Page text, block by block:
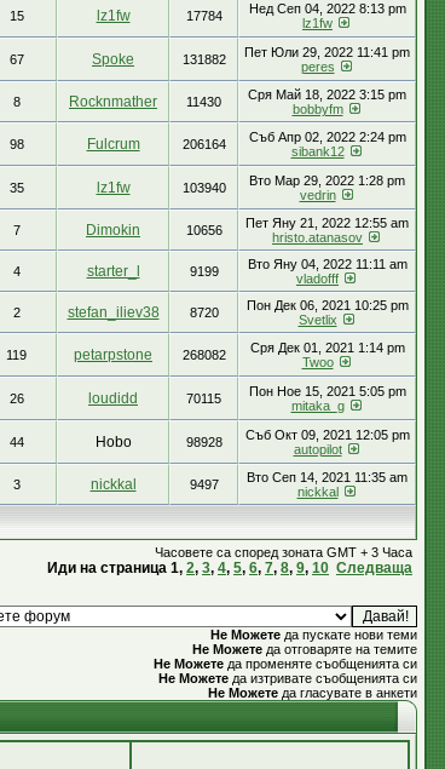
15 lz1fw 17784
Нед Сеп 04, 2022 8:13 pm
lz1fw
67 Spoke 131882
Пет Юли 29, 2022 11:41 pm
peres
8 Rocknmather 11430
Сря Май 18, 2022 3:15 pm
bobbyfm
98 Fulcrum 206164
Съб Апр 02, 2022 2:24 pm
sibank12
35 lz1fw 103940
Вто Мар 29, 2022 1:28 pm
vedrin
7 Dimokin 10656
Пет Яну 21, 2022 12:55 am
hristo.atanasov
4 starter_l 9199
Вто Яну 04, 2022 11:11 am
vladofff
2 stefan_iliev38 8720
Пон Дек 06, 2021 10:25 pm
Svetlix
119 petarpstone 268082
Сря Дек 01, 2021 1:14 pm
Twoo
26 loudidd 70115
Пон Ное 15, 2021 5:05 pm
mitaka_g
44 Hobo 98928
Съб Окт 09, 2021 12:05 pm
autopilot
3 nickkal 9497
Вто Сеп 14, 2021 11:35 am
nickkal
Часовете са според зоната GMT + 3 Часа
Иди на страница 1, 2, 3, 4, 5, 6, 7, 8, 9, 10 Следваща
Не Можете да пускате нови теми
Не Можете да отговаряте на темите
Не Можете да променяте съобщенията си
Не Можете да изтривате съобщенията си
Не Можете да гласувате в анкети